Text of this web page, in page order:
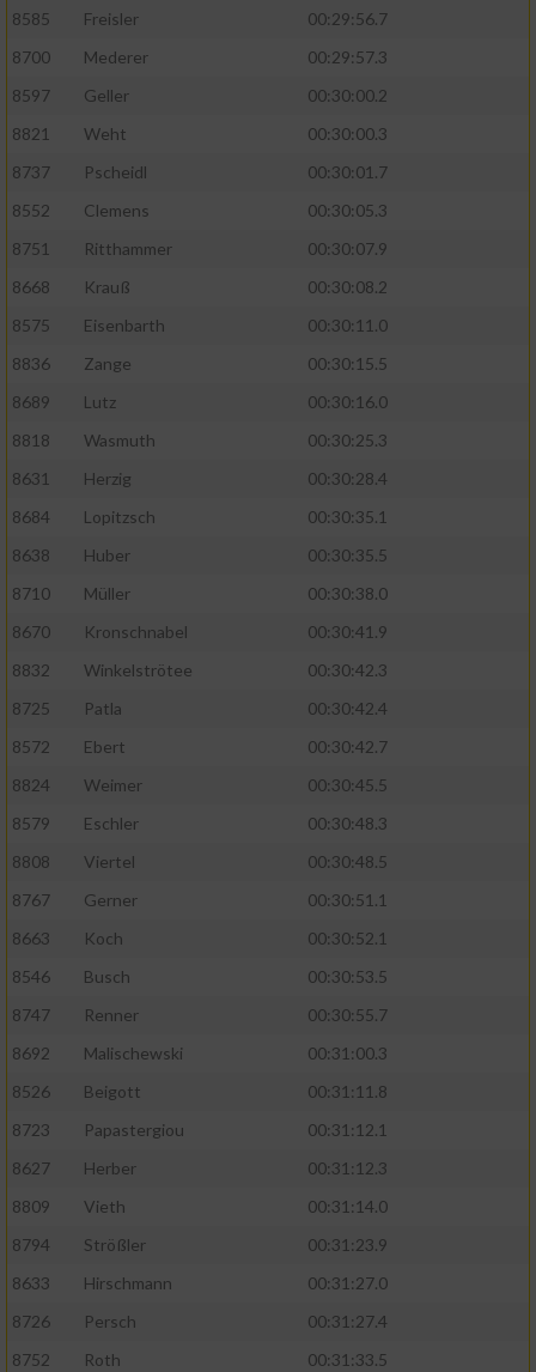
8585 Freisler
00:29:56.7
8700
Mederer
00:29:57.3
8597
Geller
00:30:00.2
8821
Weht
00:30:00.3
8737
Pscheidl
00:30:01.7
8552
Clemens
00:30:05.3
8751
Ritthammer
00:30:07.9
8668
Krauß
00:30:08.2
8575
Eisenbarth
00:30:11.0
8836
Zange
00:30:15.5
8689
Lutz
00:30:16.0
8818
Wasmuth
00:30:25.3
8631
Herzig
00:30:28.4
8684
Lopitzsch
00:30:35.1
8638
Huber
00:30:35.5
8710
Müller
00:30:38.0
8670
Kronschnabel
00:30:41.9
8832
Winkelströtee
00:30:42.3
8725
Patla
00:30:42.4
8572
Ebert
00:30:42.7
8824
Weimer
00:30:45.5
8579
Eschler
00:30:48.3
8808
Viertel
00:30:48.5
8767
Gerner
00:30:51.1
8663
Koch
00:30:52.1
8546
Busch
00:30:53.5
8747
Renner
00:30:55.7
8692
Malischewski
00:31:00.3
8526
Beigott
00:31:11.8
8723
Papastergiou
00:31:12.1
8627
Herber
00:31:12.3
8809
Vieth
00:31:14.0
8794
Strößler
00:31:23.9
8633
Hirschmann
00:31:27.0
8726
Persch
00:31:27.4
8752
Roth
00:31:33.5